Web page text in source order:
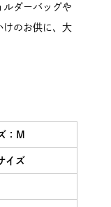
ルダーバッグや
けのお供に、大
：M
イズ